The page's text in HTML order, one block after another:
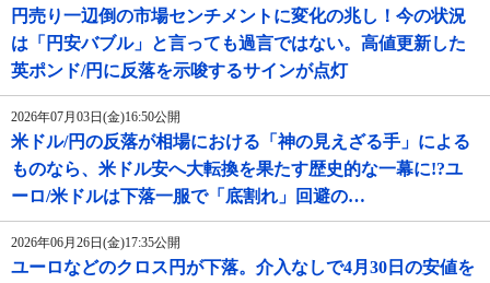
円売り一辺倒の市場センチメントに変化の兆し！今の状況
は「円安バブル」と言っても過言ではない。高値更新した
英ポンド/円に反落を示唆するサインが点灯
2026年07月03日(金)16:50公開
米ドル/円の反落が相場における「神の見えざる手」による
ものなら、米ドル安へ大転換を果たす歴史的な一幕に!?ユ
ーロ/米ドルは下落一服で「底割れ」回避の…
2026年06月26日(金)17:35公開
ユーロなどのクロス円が下落。介入なしで4月30日の安値を